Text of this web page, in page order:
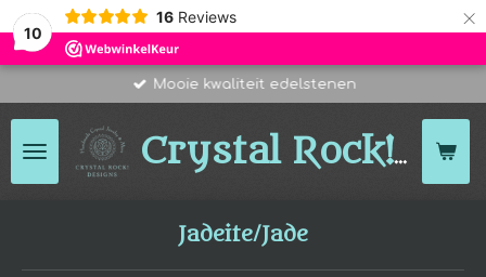
10
16 Reviews ×
Crystal Rock!
Mooie kwaliteit edelstenen
Jadeite/Jade